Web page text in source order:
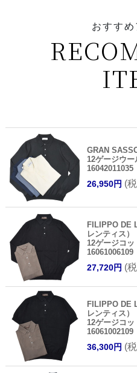
おすす
GRAN
12ゲージウ
16042011035
26,950円 (
FILIPPO DE
レンティス）
12ゲージコ
16061006109
27,720円 (
FILIPPO DE
レンティス）
12ゲージコ
16061002109
36,300円 (